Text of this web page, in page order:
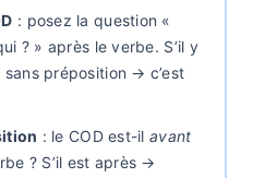
: posez la question «
? » après le verbe. S’il y
sans préposition → c’est
: le COD est-il avant
? S’il est après →